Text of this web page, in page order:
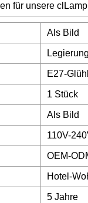
für unsere
Als Bild
E27-
1 Stück
Als Bild
110V-
OEM-
Hotel-
5 Jahre